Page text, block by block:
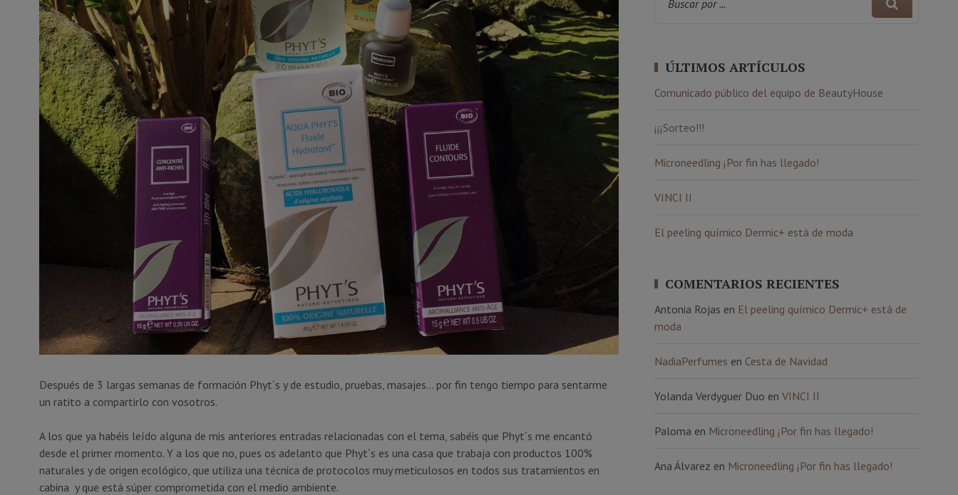
Después de 3 largas semanas de formación Phyt´s y de estudio, pruebas, masajes… por fin tengo tiempo para sentarme
un ratito a compartirlo con vosotros.
A los que ya habéis leído alguna de mis anteriores entradas relacionadas con el tema, sabéis que Phyt´s me encantó
desde el primer momento. Y a los que no, pues os adelanto que Phyt´s es una casa que trabaja con productos 100%
naturales y de origen ecológico, que utiliza una técnica de protocolos muy meticulosos en todos sus tratamientos en
cabina y que está súper comprometida con el medio ambiente.
ÚLTIMOS ARTÍCULOS
Comunicado público del equipo de BeautyHouse
¡¡¡Sorteo!!!
Microneedling ¡Por fin has llegado!
VINCI II
El peeling químico Dermic+ está de moda
COMENTARIOS RECIENTES
Antonia Rojas en El peeling químico Dermic+ está de
moda
NadiaPerfumes en Cesta de Navidad
Yolanda Verdyguer Duo en VINCI II
Paloma en Microneedling ¡Por fin has llegado!
Ana Álvarez en Microneedling ¡Por fin has llegado!